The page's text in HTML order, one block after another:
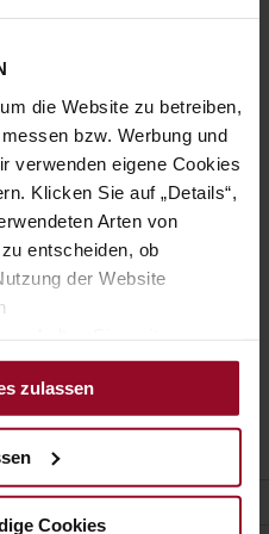
die Website zu betreiben,
bzw. Werbung und
verwenden eigene Cookies
Klicken Sie auf „Details“,
Arten von
entscheiden, ob
der Website
zulassen
Cookies
schneller zur Kasse
Bestellungen
erstellen